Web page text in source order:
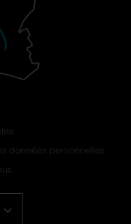
données personnelles